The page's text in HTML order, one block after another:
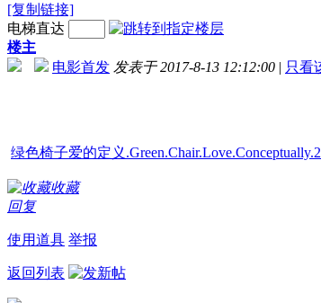
[复制链接]
电梯直达
楼主
电影首发 发表于 2017-8-13 12:12:00 | 只看
绿色椅子爱的定义
收藏
回复
使用道具 举报
返回列表